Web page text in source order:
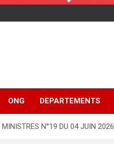
ONG DEPARTEMENTS
MINISTRES N°19 DU 04 JUIN 2026